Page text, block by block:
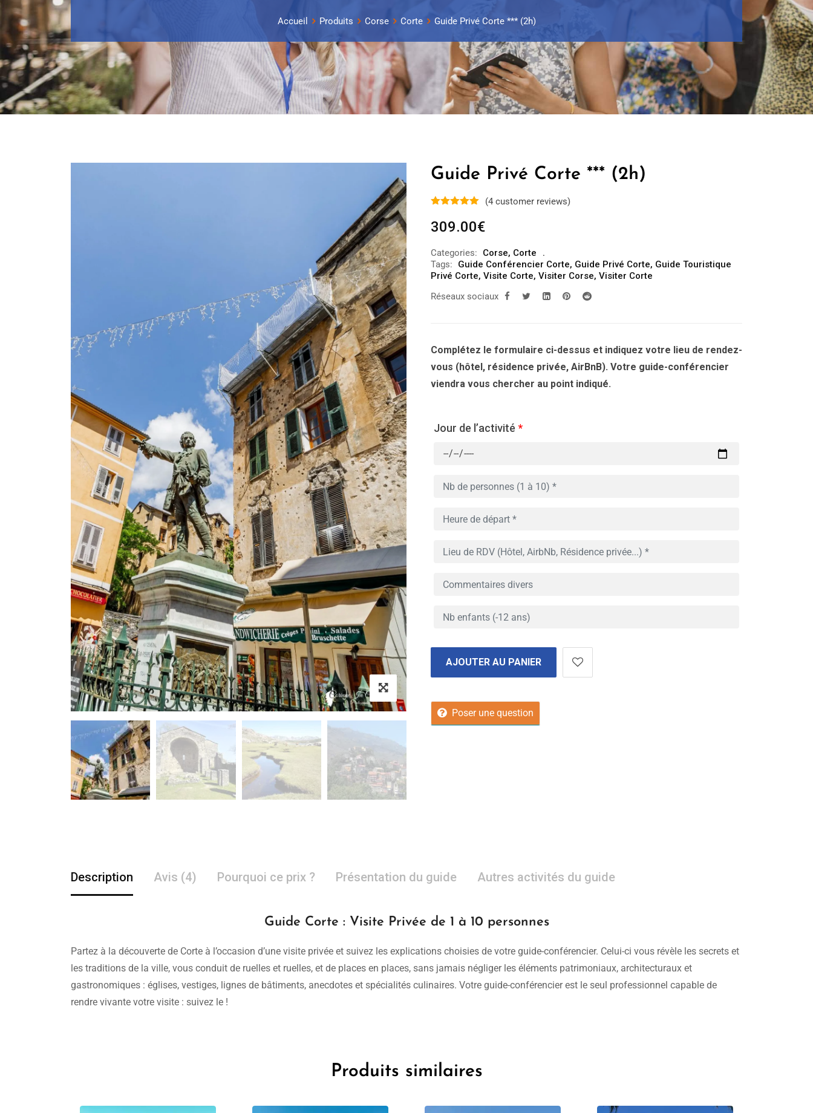
Accueil Produits Corse Corte Guide Privé Corte *** (2h)
Guide Privé Corte *** (2h)
(4 customer reviews)
309.00€
Categories: Corse, Corte
Tags:
Guide Conférencier Corte, Guide Privé Corte, Guide Touristique
Privé Corte, Visite Corte, Visiter Corse, Visiter Corte
Réseaux sociaux
Complétez le formulaire ci-dessus et indiquez votre lieu de rendez-
vous (hôtel, résidence privée, AirBnB). Votre guide-conférencier
viendra vous chercher au point indiqué.
Jour de l’activité *
AJOUTER AU PANIER
Poser une question
Description Avis (4) Pourquoi ce prix ? Présentation du guide Autres activités du guide
Guide Corte : Visite Privée de 1 à 10 personnes
Partez à la découverte de Corte à l’occasion d’une visite privée et suivez les explications choisies de votre guide-conférencier. Celui-ci vous révèle les secrets et
les traditions de la ville, vous conduit de ruelles et ruelles, et de places en places, sans jamais négliger les éléments patrimoniaux, architecturaux et
gastronomiques : églises, vestiges, lignes de bâtiments, anecdotes et spécialités culinaires. Votre guide-conférencier est le seul professionnel capable de
rendre vivante votre visite : suivez le !
Produits similaires